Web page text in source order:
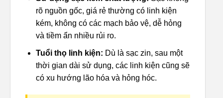
rõ nguồn gốc, giá rẻ thường có linh kiện
kém, không có các mạch bảo vệ, dễ hỏng
và tiềm ẩn nhiều rủi ro.
Tuổi thọ linh kiện: Dù là sạc zin, sau một
thời gian dài sử dụng, các linh kiện cũng sẽ
có xu hướng lão hóa và hỏng hóc.